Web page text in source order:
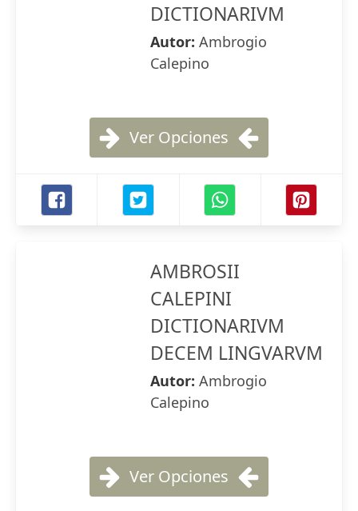
DICTIONARIVM
Autor: Ambrogio
Calepino
Ver Opciones
AMBROSII
CALEPINI
DICTIONARIVM
DECEM LINGVARVM
Autor: Ambrogio
Calepino
Ver Opciones